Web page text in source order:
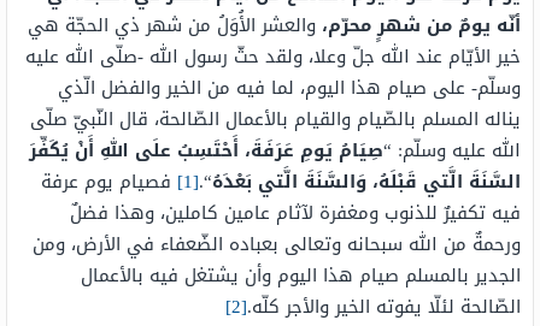
أنّه يومٌ من شهرٍ محرّم، والعشر الأُوَلُ من شهر ذي الحجّة هي
خير الأيّام عند الله جلّ وعلا، ولقد حثّ رسول الله -صلّى الله عليه
وسلّم- على صيام هذا اليوم، لما فيه من الخير والفضل الّذي
يناله المسلم بالصّيام والقيام بالأعمال الصّالحة، قال النّبيّ صلّى
الله عليه وسلّم: “صِيَامُ يَومِ عَرَفَةَ، أَحْتَسِبُ علَى اللهِ أَنْ يُكَفِّرَ
السَّنَةَ الَّتي قَبْلَهُ، وَالسَّنَةَ الَّتي بَعْدَهُ“.
[1]
فصيام يوم عرفة
فيه تكفيرٌ للذنوب ومغفرة لآثام عامين كاملين، وهذا فضلٌ
ورحمةٌ من الله سبحانه وتعالى بعباده الضّعفاء في الأرض، ومن
الجدير بالمسلم صيام هذا اليوم وأن يشتغل فيه بالأعمال
الصّالحة لئلّا يفوته الخير والأجر كلّه.[2]